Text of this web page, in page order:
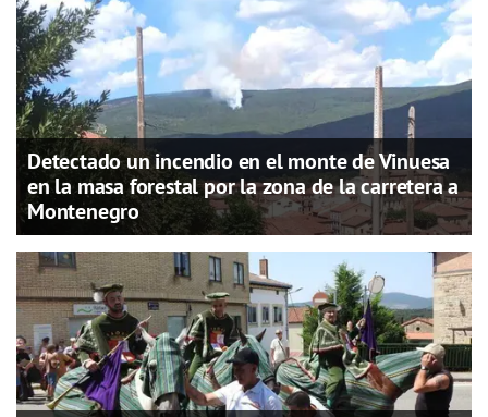
Detectado un incendio en el monte de Vinuesa
en la masa forestal por la zona de la carretera a
Montenegro